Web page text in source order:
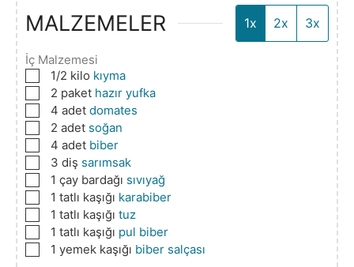
MALZEMELER 1x 2x 3x
İç Malzemesi
▢1/2 kilo kıyma
▢
2 paket hazır yufka
▢
4 adet domates
▢
2 adet soğan
▢
4 adet biber
▢
3 diş sarımsak
▢1 çay bardağı sıvıyağ
▢1 tatlı kaşığı karabiber
▢1 tatlı kaşığı tuz
▢1 tatlı kaşığı pul biber
▢1 yemek kaşığı biber salçası